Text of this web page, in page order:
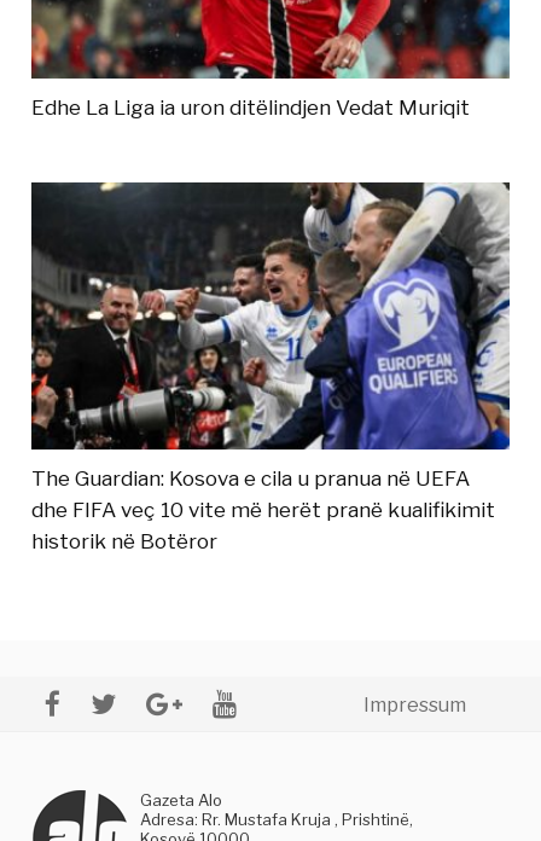
Edhe La Liga ia uron ditëlindjen Vedat Muriqit
The Guardian: Kosova e cila u pranua në UEFA
dhe FIFA veç 10 vite më herët pranë kualifikimit
historik në Botëror
Impressum
Gazeta Alo
Adresa: Rr. Mustafa Kruja , Prishtinë,